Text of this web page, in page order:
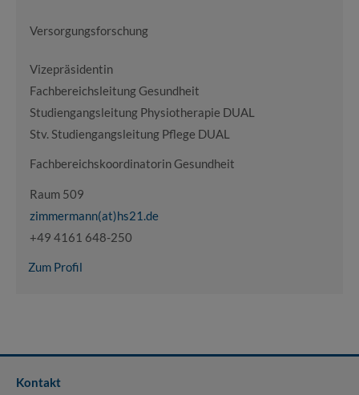
Versorgungsforschung
Vizepräsidentin
Fachbereichsleitung Gesundheit
Studiengangsleitung Physiotherapie DUAL
Stv. Studiengangsleitung Pflege DUAL
Fachbereichskoordinatorin Gesundheit
Raum 509
zimmermann(at)hs21.de
+49 4161 648-250
Zum Profil
Kontakt